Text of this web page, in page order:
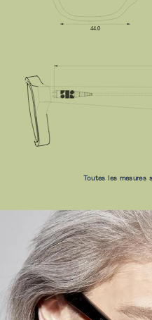
Toutes les mesures